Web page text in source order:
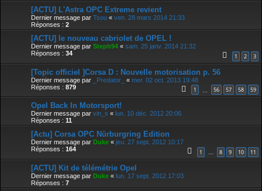
[ACTU] L'Astra OPC Extreme revient
Dernier message par Tsou « ven. 28 mars 2014 21:33
Réponses : 2
[ACTU] le nouveau cabriolet de OPEL !
Dernier message par Steph94 « sam. 25 janv. 2014 21:32
Réponses : 34 1 2 3
[Topic officiel ]Corsa D : Nouvelle motorisation p. 56
Dernier message par _Predator_ « mer. 02 oct. 2013 19:48
Réponses : 879 1 56 57 58 59
Opel Back In Motorsport!
Dernier message par vin_s « lun. 10 déc. 2012 20:06
Réponses : 11
[Actu] Corsa OPC Nürburgring Edition
Dernier message par Duke « jeu. 27 sept. 2012 10:17
Réponses : 164 1 … 8 9 10 11
[ACTU] Kit de télémétrie Opel
Dernier message par Duke « lun. 17 sept. 2012 17:03
Réponses : 7